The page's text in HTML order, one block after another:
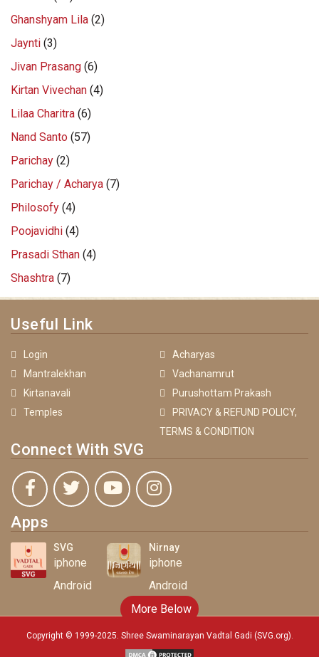
Ghanshyam Lila (2)
Jaynti (3)
Jivan Prasang (6)
Kirtan Vivechan (4)
Lilaa Charitra (6)
Nand Santo (57)
Parichay (2)
Parichay / Acharya (7)
Philosofy (4)
Poojavidhi (4)
Prasadi Sthan (4)
Shashtra (7)
Useful Link
Login
Acharyas
Mantralekhan
Vachanamrut
Kirtanavali
Purushottam Prakash
Temples
PRIVACY & REFUND POLICY,
TERMS & CONDITION
Connect With SVG
Apps
SVG
iphone
Android
Nirnay
iphone
Android
Copyright © 1999-2025. Shree Swaminarayan Vadtal Gadi (SVG.org)
More Below